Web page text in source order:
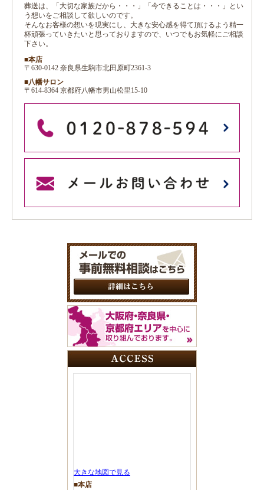
葬送は、「大切な家族だから・・・」「今できることは・・・」とい
う想いをご相談して欲しいのです。
そんなお客様の想いを現実にし、大きな安心感を得て頂けるよう精一
杯頑張っていきたいと思っておりますので、いつでもお気軽にご相談
下さい。
■本店
〒630-0142 奈良県生駒市北田原町2361-3
■八幡サロン
〒614-8364 京都府八幡市男山松里15-10
大きな地図で見る
■本店